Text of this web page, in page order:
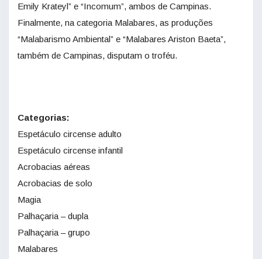
Emily Krateyl” e “Incomum”, ambos de Campinas.
Finalmente, na categoria Malabares, as produções
“Malabarismo Ambiental” e “Malabares Ariston Baeta”,
também de Campinas, disputam o troféu.
Categorias:
Espetáculo circense adulto
Espetáculo circense infantil
Acrobacias aéreas
Acrobacias de solo
Magia
Palhaçaria – dupla
Palhaçaria – grupo
Malabares